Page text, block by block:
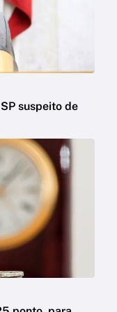
suspeito de